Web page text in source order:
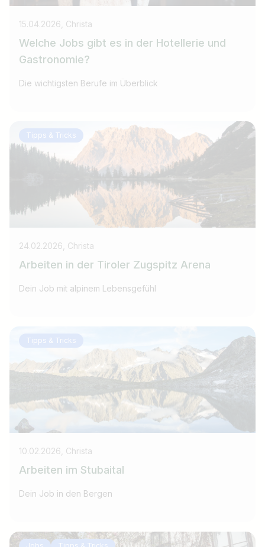
15.04.2026, Christa
Welche Jobs gibt es in der Hotellerie und
Gastronomie?
Die wichtigsten Berufe im Überblick
Tipps & Tricks
24.02.2026, Christa
Arbeiten in der Tiroler Zugspitz Arena
Dein Job mit alpinem Lebensgefühl
Tipps & Tricks
10.02.2026, Christa
Arbeiten im Stubaital
Dein Job in den Bergen